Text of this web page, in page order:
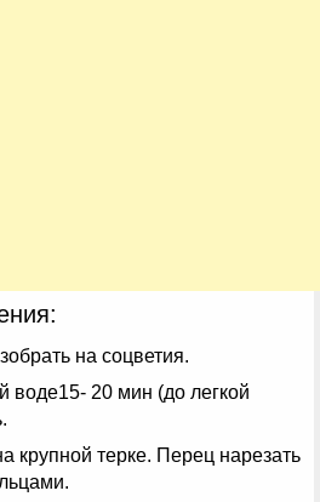
на соцветия.
воде15- 20 мин (до легкой
крупной терке. Перец нарезать